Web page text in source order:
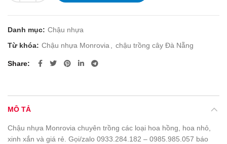
Danh mục: Chậu nhựa
Từ khóa: Chậu nhựa Monrovia, chậu trồng cây Đà Nẵng
Share
MÔ TẢ
Chậu nhựa Monrovia chuyên trồng các loại hoa hồng, hoa nhỏ,
xinh xắn và giá rẻ. Gọi/zalo 0933.284.182 – 0985.985.057 báo